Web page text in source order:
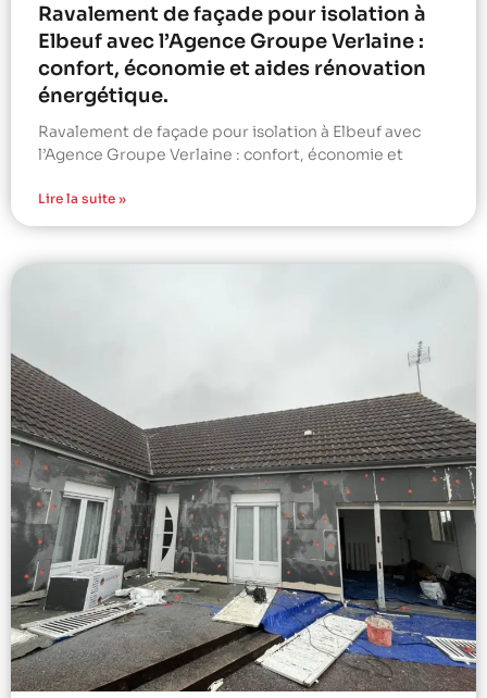
Ravalement de façade pour isolation à
Elbeuf avec l’Agence Groupe Verlaine :
confort, économie et aides rénovation
énergétique.
Ravalement de façade pour isolation à Elbeuf avec
l’Agence Groupe Verlaine : confort, économie et
Lire la suite »